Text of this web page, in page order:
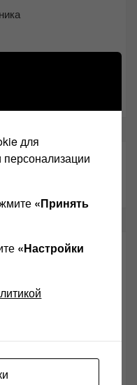
музыки
для
«Принять
«Настройки